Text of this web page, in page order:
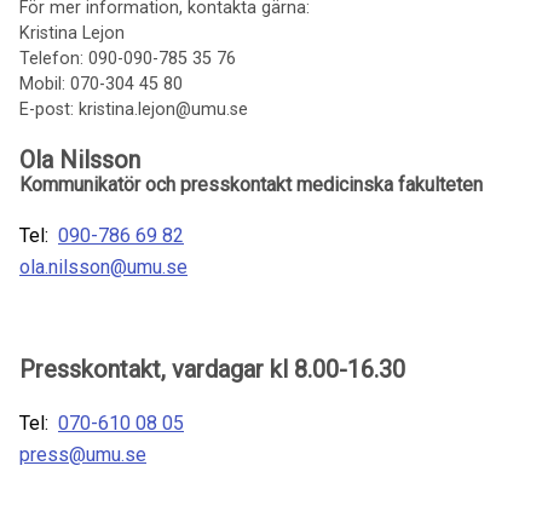
För mer information, kontakta gärna:
Kristina Lejon
Telefon: 090-090-785 35 76
Mobil: 070-304 45 80
E-post: kristina.lejon@umu.se
Ola Nilsson
Kommunikatör och presskontakt medicinska fakulteten
Tel: 090-786 69 82
ola.nilsson@umu.se
Presskontakt, vardagar kl 8.00-16.30
Tel: 070-610 08 05
press@umu.se